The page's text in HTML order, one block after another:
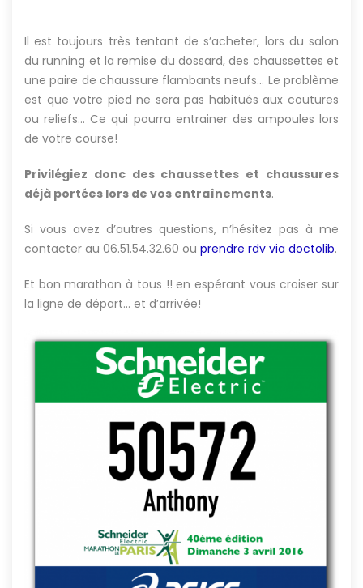
Il est toujours très tentant de s’acheter, lors du salon
du running et la remise du dossard, des chaussettes et
une paire de chaussure flambants neufs… Le problème
est que votre pied ne sera pas habitués aux coutures
ou reliefs… Ce qui pourra entrainer des ampoules lors
de votre course!
Privilégiez donc des chaussettes et chaussures
déjà portées lors de vos entraînements.
Si vous avez d’autres questions, n’hésitez pas à me
contacter au 06.51.54.32.60 ou prendre rdv via doctolib.
Et bon marathon à tous !! en espérant vous croiser sur
la ligne de départ… et d’arrivée!